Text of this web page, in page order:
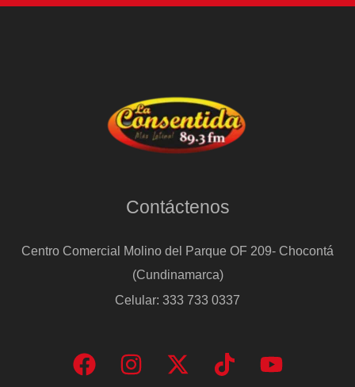
Contáctenos
Centro Comercial Molino del Parque OF 209- Chocontá
(Cundinamarca)
Celular: 333 733 0337